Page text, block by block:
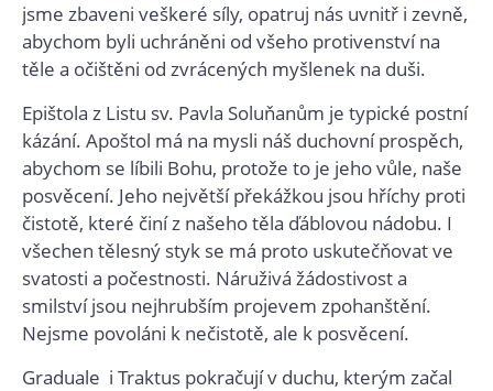
jsme zbaveni veškeré síly, opatruj nás uvnitř i zevně,
abychom byli uchráněni od všeho protivenství na
těle a očištěni od zvrácených myšlenek na duši.
Epištola z Listu sv. Pavla Soluňanům je typické postní
kázání. Apoštol má na mysli náš duchovní prospěch,
abychom se líbili Bohu, protože to je jeho vůle, naše
posvěcení. Jeho největší překážkou jsou hříchy proti
čistotě, které činí z našeho těla ďáblovou nádobu. I
všechen tělesný styk se má proto uskutečňovat ve
svatosti a počestnosti. Náruživá žádostivost a
smilství jsou nejhrubším projevem zpohanštění.
Nejsme povoláni k nečistotě, ale k posvěcení.
Graduale i Traktus pokračují v duchu, kterým začal